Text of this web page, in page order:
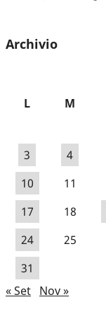
Archivio
L M
3
4
10
11
17
18
24
25
31
« Set Nov »